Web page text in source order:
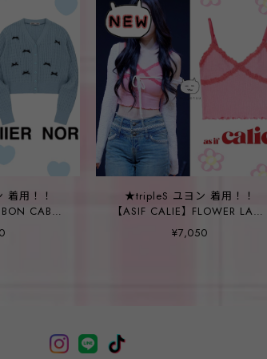
用！！
CABLE
BLUE
★tripleS ユヨン 着用！！
【ASIF CALIE】FLOWER
RIBBED TOP PINK
¥7,050